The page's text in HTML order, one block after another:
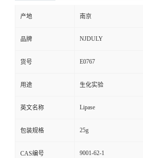
产地 南京
品牌 NJDULY
货号 E0767
用途 生化实验
英文名称 Lipase
包装规格 25g
CAS编号 9001-62-1